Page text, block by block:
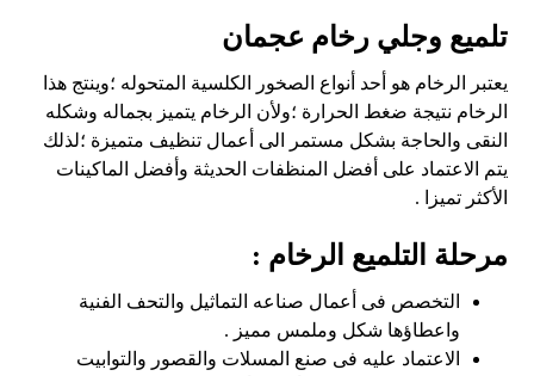
تلميع وجلي رخام عجمان
يعتبر الرخام هو أحد أنواع الصخور الكلسية المتحوله ؛وينتج هذا
الرخام نتيجة ضغط الحرارة ؛ولأن الرخام يتميز بجماله وشكله
النقى والحاجة بشكل مستمر الى أعمال تنظيف متميزة ؛لذلك
يتم الاعتماد على أفضل المنظفات الحديثة وأفضل الماكينات
الأكثر تميزا .
مرحلة التلميع الرخام :
التخصص فى أعمال صناعه التماثيل والتحف الفنية
واعطاؤها شكل وملمس مميز .
الاعتماد عليه فى صنع المسلات والقصور والتوابيت